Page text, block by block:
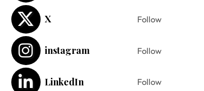
X Follow
instagram Follow
LinkedIn Follow